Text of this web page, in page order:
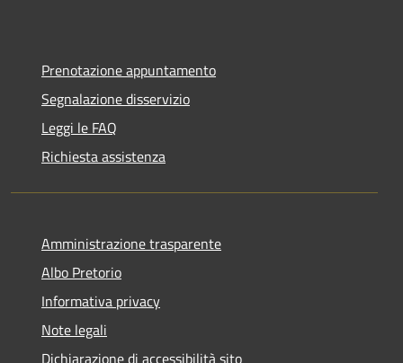
Prenotazione appuntamento
Segnalazione disservizio
Leggi le FAQ
Richiesta assistenza
Amministrazione trasparente
Albo Pretorio
Informativa privacy
Note legali